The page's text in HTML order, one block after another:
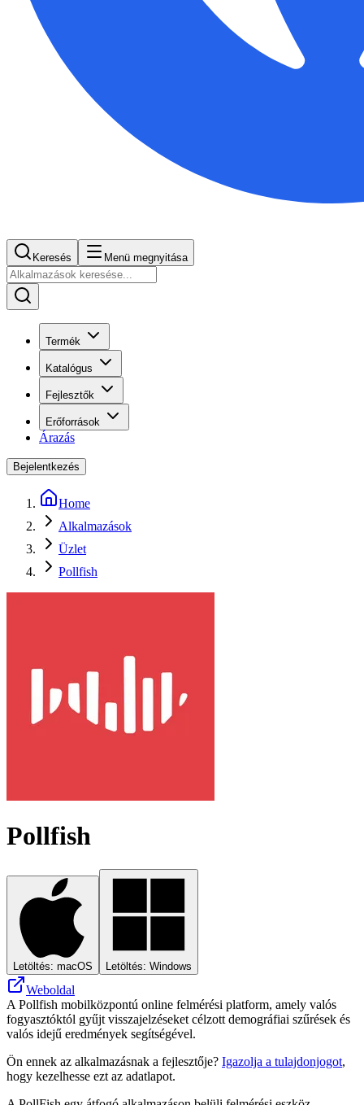
Keresés Menü megnyitása
Termék
Katalógus
Fejlesztők
Erőforrások
Árazás
Bejelentkezés
Home
Alkalmazások
Üzlet
Pollfish
Pollfish
Letöltés: macOS Letöltés: Windows
Weboldal
A Pollfish mobilközpontú online felmérési platform, amely valós
fogyasztóktól gyűjt visszajelzéseket célzott demográfiai szűrések és
valós idejű eredmények segítségével.
Ön ennek az alkalmazásnak a fejlesztője? Igazolja a tulajdonjogot,
hogy kezelhesse ezt az adatlapot.